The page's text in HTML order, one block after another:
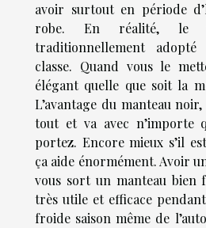
avoir surtout en période
robe. En réalité, le
traditionnellement
classe. Quand vous le
élégant quelle que soit la
L’avantage du manteau
tout et va avec n’importe
portez. Encore mieux s’il
ça aide énormément. Avoir
vous sort un manteau bien
très utile et efficace
froide saison même de